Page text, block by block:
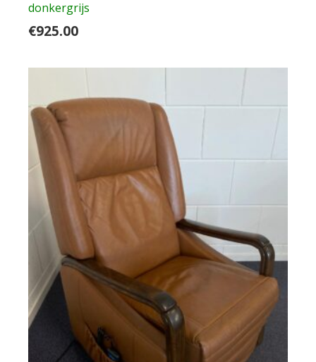
donkergrijs
€925.00